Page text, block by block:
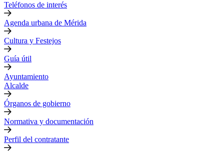
Teléfonos de interés
Agenda urbana de Mérida
Cultura y Festejos
Guía útil
Ayuntamiento
Alcalde
Órganos de gobierno
Normativa y documentación
Perfil del contratante